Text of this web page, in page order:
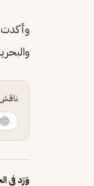
وأكدت
ناقش
وَرَد في